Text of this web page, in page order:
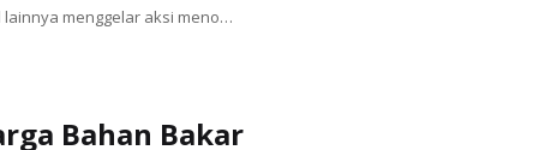
menggelar aksi meno…
Bahan Bakar